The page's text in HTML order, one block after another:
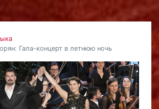
Гала-концерт в летнюю ночь